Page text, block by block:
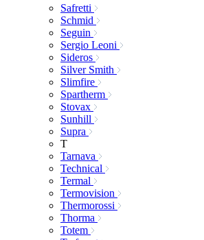
Safretti
Schmid
Seguin
Sergio Leoni
Sideros
Silver Smith
Slimfire
Spartherm
Stovax
Sunhill
Supra
T
Tarnava
Technical
Termal
Termovision
Thermorossi
Thorma
Totem